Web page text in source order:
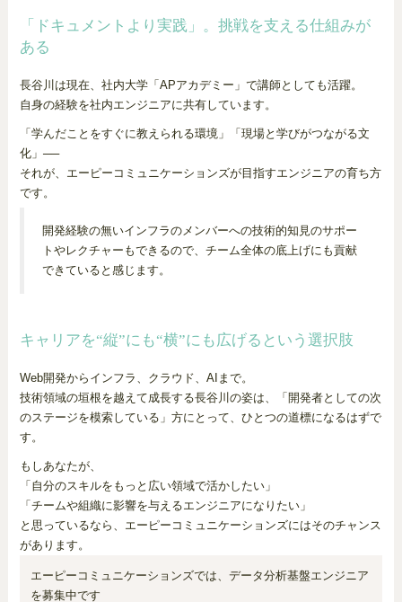
「ドキュメントより実践」。挑戦を支える仕組みが
ある
長谷川は現在、社内大学「APアカデミー」で講師としても活躍。
自身の経験を社内エンジニアに共有しています。
「学んだことをすぐに教えられる環境」「現場と学びがつながる文
化」──
それが、エーピーコミュニケーションズが目指すエンジニアの育ち方
です。
開発経験の無いインフラのメンバーへの技術的知見のサポー
トやレクチャーもできるので、チーム全体の底上げにも貢献
できていると感じます。
キャリアを“縦”にも“横”にも広げるという選択肢
Web開発からインフラ、クラウド、AIまで。
技術領域の垣根を越えて成長する長谷川の姿は、「開発者としての次
のステージを模索している」方にとって、ひとつの道標になるはずで
す。
もしあなたが、
「自分のスキルをもっと広い領域で活かしたい」
「チームや組織に影響を与えるエンジニアになりたい」
と思っているなら、エーピーコミュニケーションズにはそのチャンス
があります。
エーピーコミュニケーションズでは、データ分析基盤エンジニア
を募集中です